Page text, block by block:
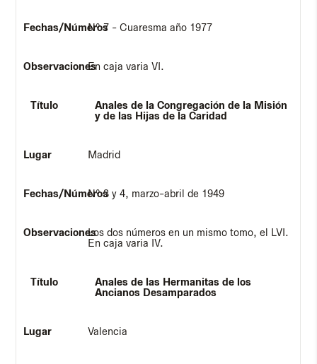
Nº 7 - Cuaresma año 1977
En caja varia VI.
Anales de la Congregación de la Misión
y de las Hijas de la Caridad
Madrid
Nº 3 y 4, marzo-abril de 1949
Los dos números en un mismo tomo, el LVI.
En caja varia IV.
Anales de las Hermanitas de los
Ancianos Desamparados
Valencia